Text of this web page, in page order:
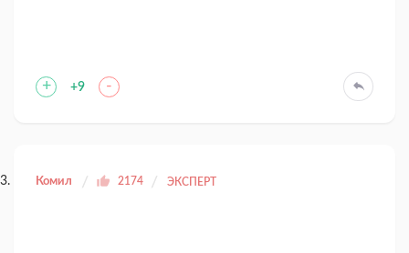
+ +9 -
Комил 2174 ЭКСПЕРТ